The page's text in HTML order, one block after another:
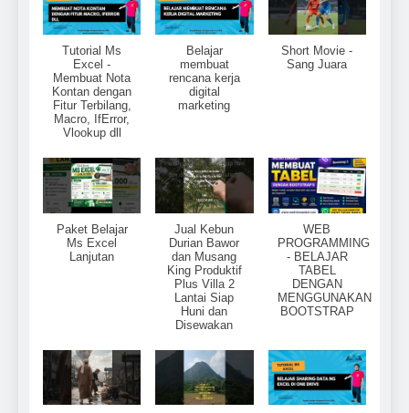
Tutorial Ms
Excel -
Membuat Nota
Kontan dengan
Fitur Terbilang,
Macro, IfError,
Vlookup dll
Belajar
membuat
rencana kerja
digital
marketing
Short Movie -
Sang Juara
Paket Belajar
Ms Excel
Lanjutan
Jual Kebun
Durian Bawor
dan Musang
King Produktif
Plus Villa 2
Lantai Siap
Huni dan
Disewakan
WEB
PROGRAMMING
- BELAJAR
TABEL
DENGAN
MENGGUNAKAN
BOOTSTRAP